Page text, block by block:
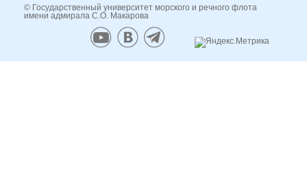
© Государственный университет морского и речного флота
имени адмирала С.О. Макарова